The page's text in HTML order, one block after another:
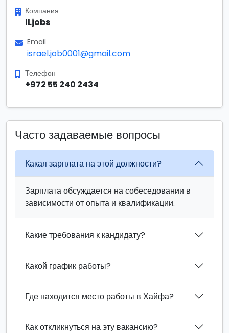
Компания
ILjobs
Email
israel.job0001@gmail.com
Телефон
+972 55 240 2434
Часто задаваемые вопросы
Какая зарплата на этой должности?
Зарплата обсуждается на собеседовании в
зависимости от опыта и квалификации.
Какие требования к кандидату?
Какой график работы?
Где находится место работы в Хайфа?
Как откликнуться на эту вакансию?